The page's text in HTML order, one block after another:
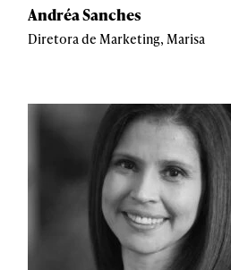
Andréa Sanches
Diretora de Marketing, Marisa